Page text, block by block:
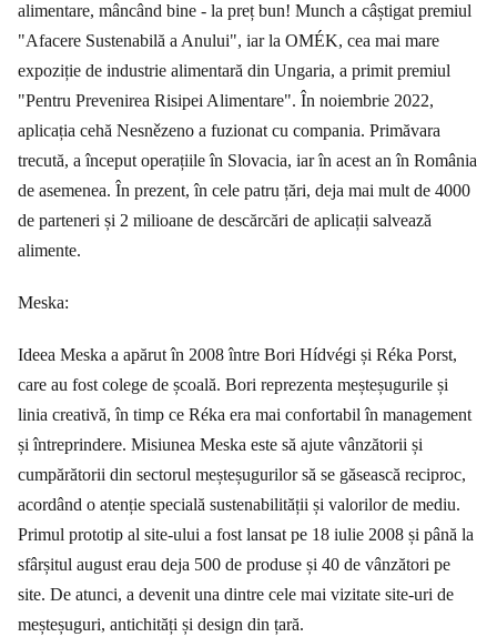
alimentare, mâncând bine - la preț bun! Munch a câștigat premiul
"Afacere Sustenabilă a Anului", iar la OMÉK, cea mai mare
expoziție de industrie alimentară din Ungaria, a primit premiul
"Pentru Prevenirea Risipei Alimentare". În noiembrie 2022,
aplicația cehă Nesnězeno a fuzionat cu compania. Primăvara
trecută, a început operațiile în Slovacia, iar în acest an în România
de asemenea. În prezent, în cele patru țări, deja mai mult de 4000
de parteneri și 2 milioane de descărcări de aplicații salvează
alimente.
Meska:
Ideea Meska a apărut în 2008 între Bori Hídvégi și Réka Porst,
care au fost colege de școală. Bori reprezenta meșteșugurile și
linia creativă, în timp ce Réka era mai confortabil în management
și întreprindere. Misiunea Meska este să ajute vânzătorii și
cumpărătorii din sectorul meșteșugurilor să se găsească reciproc,
acordând o atenție specială sustenabilității și valorilor de mediu.
Primul prototip al site-ului a fost lansat pe 18 iulie 2008 și până la
sfârșitul august erau deja 500 de produse și 40 de vânzători pe
site. De atunci, a devenit una dintre cele mai vizitate site-uri de
meșteșuguri, antichități și design din țară.